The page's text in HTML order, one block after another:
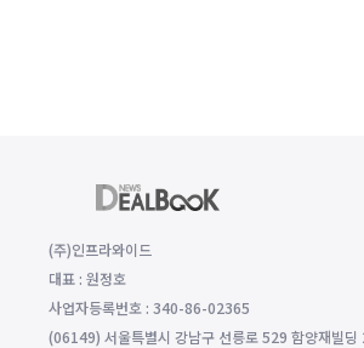
(주)인프라와이드
대표 : 원정호
사업자등록번호 : 340-86-02365
(06149) 서울특별시 강남구 선릉로 529 함양재빌